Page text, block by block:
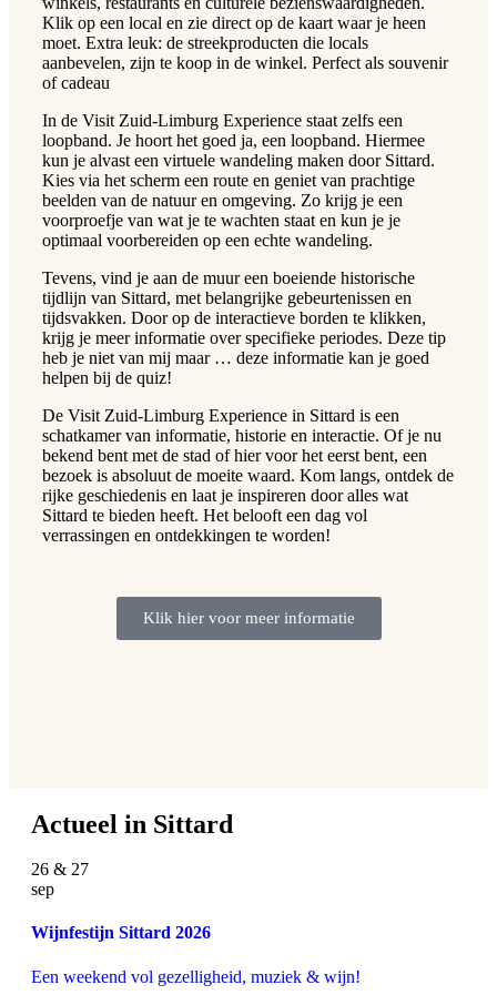
Klik op een local en zie direct op de kaart waar je heen
moet. Extra leuk: de streekproducten die locals
aanbevelen, zijn te koop in de winkel. Perfect als souvenir
of cadeau
In de Visit Zuid-Limburg Experience staat zelfs een
loopband. Je hoort het goed ja, een loopband. Hiermee
kun je alvast een virtuele wandeling maken door Sittard.
Kies via het scherm een route en geniet van prachtige
beelden van de natuur en omgeving. Zo krijg je een
voorproefje van wat je te wachten staat en kun je je
optimaal voorbereiden op een echte wandeling.
Tevens, vind je aan de muur een boeiende historische
tijdlijn van Sittard, met belangrijke gebeurtenissen en
tijdsvakken. Door op de interactieve borden te klikken,
krijg je meer informatie over specifieke periodes. Deze tip
heb je niet van mij maar … deze informatie kan je goed
helpen bij de quiz!
De Visit Zuid-Limburg Experience in Sittard is een
schatkamer van informatie, historie en interactie. Of je nu
bekend bent met de stad of hier voor het eerst bent, een
bezoek is absoluut de moeite waard. Kom langs, ontdek de
rijke geschiedenis en laat je inspireren door alles wat
Sittard te bieden heeft. Het belooft een dag vol
verrassingen en ontdekkingen te worden!
Klik hier voor meer informatie
Actueel in Sittard
26 & 27
sep
Wijnfestijn Sittard 2026
Een weekend vol gezelligheid, muziek & wijn!